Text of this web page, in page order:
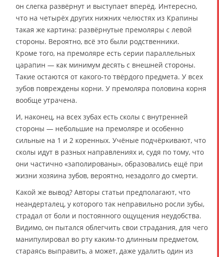
он слегка развёрнут и выступает вперёд. Интересно,
что на четырёх других нижних челюстях из Крапины
такая же картина: развёрнутые премоляры с левой
стороны. Вероятно, всё это были родственники.
Кроме того, на премоляре есть серии параллельных
царапин — как минимум десять с внешней стороны.
Такие остаются от какого-то твёрдого предмета. У всех
зубов повреждены корни. У премоляра половина корня
вообще утрачена.
И, наконец, на всех зубах есть сколы с внутренней
стороны — небольшие на премоляре и особенно
сильные на 1 и 2 коренных. Учёные подчёркивают, что
сколы идут в разных направлениях и, судя по тому, что
они частично «заполированы», образовались ещё при
жизни хозяина зубов, вероятно, незадолго до смерти.
Какой же вывод? Авторы статьи предполагают, что
неандерталец, у которого так неправильно росли зубы,
страдал от боли и постоянного ощущения неудобства.
Видимо, он пытался облегчить свои страдания, для чего
манипулировал во рту каким-то длинным предметом,
стараясь выправить, а может, даже удалить один из